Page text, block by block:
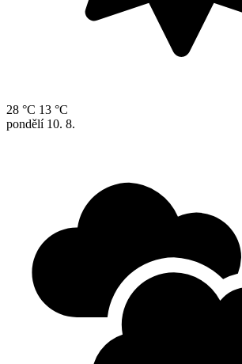
28 °C 13 °C
pondělí 10. 8.